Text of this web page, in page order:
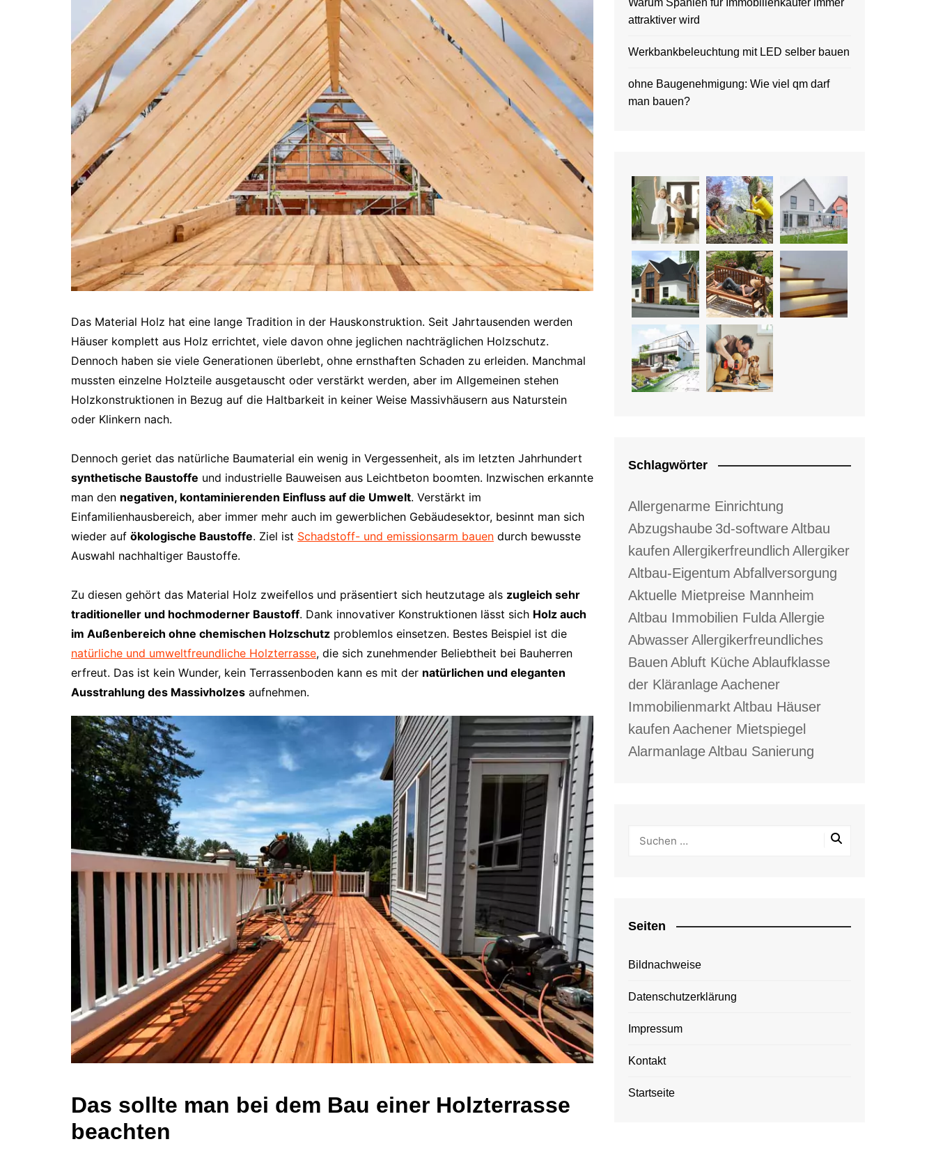
Das Material Holz hat eine lange Tradition in der Hauskonstruktion. Seit Jahrtausenden werden
Häuser komplett aus Holz errichtet, viele davon ohne jeglichen nachträglichen Holzschutz.
Dennoch haben sie viele Generationen überlebt, ohne ernsthaften Schaden zu erleiden. Manchmal
mussten einzelne Holzteile ausgetauscht oder verstärkt werden, aber im Allgemeinen stehen
Holzkonstruktionen in Bezug auf die Haltbarkeit in keiner Weise Massivhäusern aus Naturstein
oder Klinkern nach.
Dennoch geriet das natürliche Baumaterial ein wenig in Vergessenheit, als im letzten Jahrhundert
synthetische Baustoffe und industrielle Bauweisen aus Leichtbeton boomten. Inzwischen erkannte
man den negativen, kontaminierenden Einfluss auf die Umwelt. Verstärkt im
Einfamilienhausbereich, aber immer mehr auch im gewerblichen Gebäudesektor, besinnt man sich
wieder auf ökologische Baustoffe. Ziel ist Schadstoff- und emissionsarm bauen durch bewusste
Auswahl nachhaltiger Baustoffe.
Zu diesen gehört das Material Holz zweifellos und präsentiert sich heutzutage als zugleich sehr
traditioneller und hochmoderner Baustoff. Dank innovativer Konstruktionen lässt sich Holz auch
im Außenbereich ohne chemischen Holzschutz problemlos einsetzen. Bestes Beispiel ist die
natürliche und umweltfreundliche Holzterrasse, die sich zunehmender Beliebtheit bei Bauherren
erfreut. Das ist kein Wunder, kein Terrassenboden kann es mit der natürlichen und eleganten
Ausstrahlung des Massivholzes aufnehmen.
Das sollte man bei dem Bau einer Holzterrasse
beachten
Warum Spanien für Immobilienkäufer immer
attraktiver wird
Werkbankbeleuchtung mit LED selber bauen
ohne Baugenehmigung: Wie viel qm darf
man bauen?
Schlagwörter
Allergenarme Einrichtung
Abzugshaube 3d-softwareAltbau
kaufen Allergikerfreundlich Allergiker
Altbau-Eigentum Abfallversorgung
Aktuelle Mietpreise Mannheim
Altbau Immobilien FuldaAllergie
AbwasserAllergikerfreundliches
Bauen Abluft KücheAblaufklasse
der KläranlageAachener
ImmobilienmarktAltbau Häuser
kaufen Aachener Mietspiegel
AlarmanlageAltbau Sanierung
Seiten
Bildnachweise
Datenschutzerklärung
Impressum
Kontakt
Startseite